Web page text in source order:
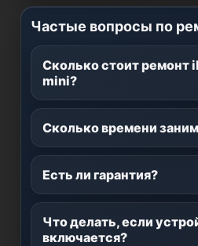
Частые вопросы по
Сколько стоит ремонт
mini?
Сколько времени
Есть ли гарантия?
Что делать, если
включается?